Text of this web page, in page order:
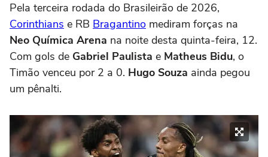
Pela terceira rodada do Brasileirão de 2026,
Corinthians e RB Bragantino mediram forças na
Neo Química Arena na noite desta quinta-feira, 12.
Com gols de Gabriel Paulista e Matheus Bidu, o
Timão venceu por 2 a 0. Hugo Souza ainda pegou
um pênalti.